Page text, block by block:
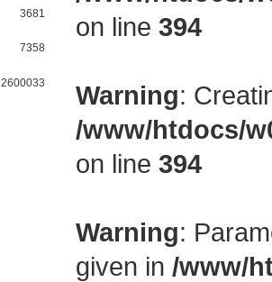
3681
7358
2600033
on line 394
Warning:
/www/htdocs/
on line 394
Warning:
given in /www/